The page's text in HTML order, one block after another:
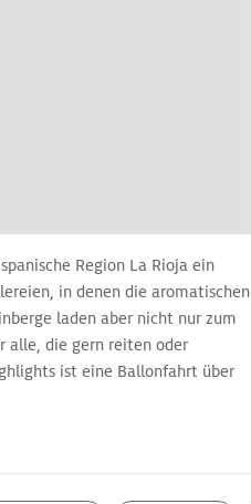
Region La Rioja ein
in denen die aromatischen
laden aber nicht nur zum
alle, die gern reiten oder
ist eine Ballonfahrt über
Jakobsweg, einem der